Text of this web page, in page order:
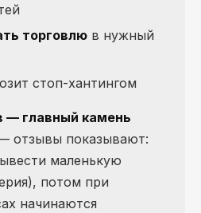
торговлю в нужный
стоп-хантингом
— главный камень
отзывы показывают:
маленькую
потом при
начинаются